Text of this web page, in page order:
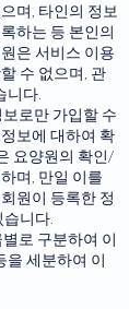
며, 타인의 정보
하는 등 본인의
은 서비스 이용
수 없으며, 관
니다.
로만 가입할 수
보에 대하여 확
요양원의 확인/
며, 만일 이를
원이 등록한 정
니다.
로 구분하여 이
을 세분하여 이